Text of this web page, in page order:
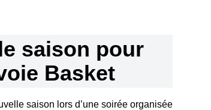
saison pour
Basket
saison lors d’une soirée organisée